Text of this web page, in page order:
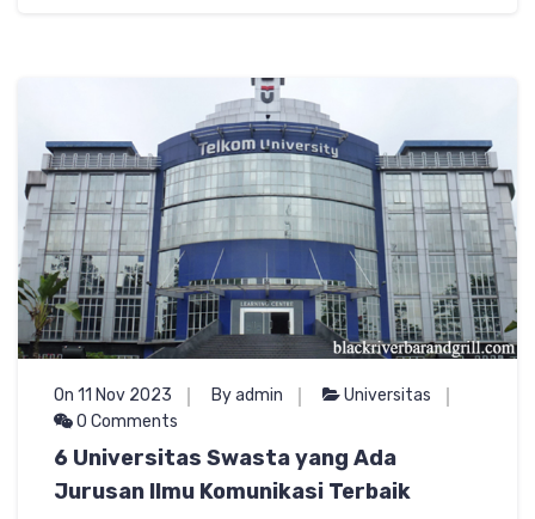
On 11 Nov 2023 By admin
Universitas
0 Comments
6 Universitas Swasta yang Ada
Jurusan Ilmu Komunikasi Terbaik